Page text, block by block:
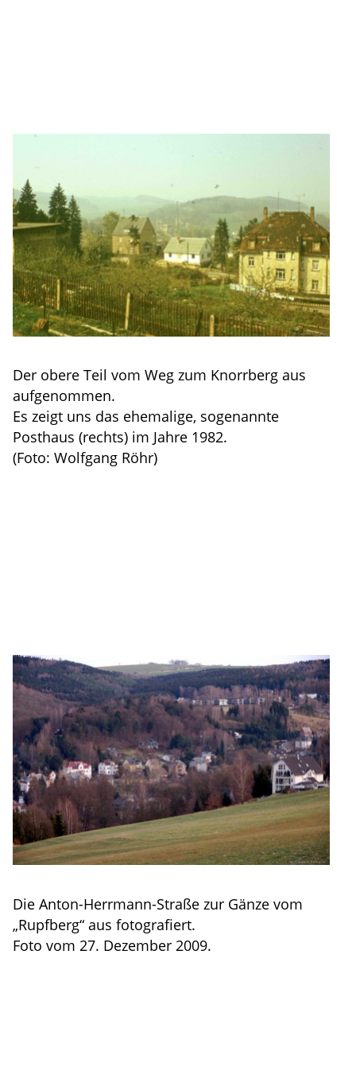
Der obere Teil vom Weg zum Knorrberg aus
aufgenommen.
Es zeigt uns das ehemalige, sogenannte
Posthaus (rechts) im Jahre 1982.
(Foto: Wolfgang Röhr)
Die Anton-Herrmann-Straße zur Gänze vom
„Rupfberg“ aus fotografiert.
Foto vom 27. Dezember 2009.